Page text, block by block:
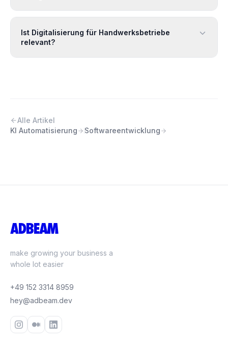
Ist Digitalisierung für Handwerksbetriebe
relevant?
Alle Artikel
KI Automatisierung
Softwareentwicklung
ADBEAM
make growing your business a
whole lot easier
+49 152 3314 8959
hey@adbeam.dev